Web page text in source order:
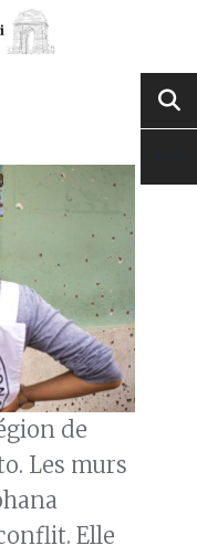
de
Les murs
Elle